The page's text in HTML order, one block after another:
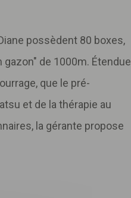
possèdent 80 boxes,
de 1000m. Étendue
que le pré-
et de la thérapie au
la gérante propose